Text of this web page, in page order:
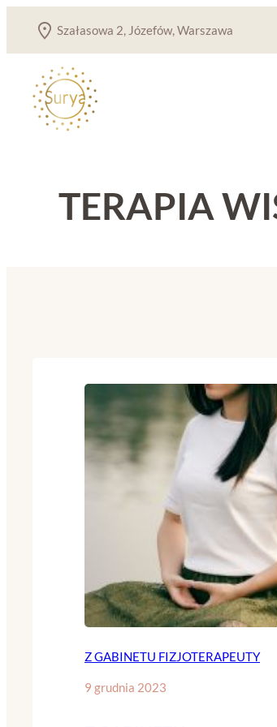
Szałasowa 2, Józefów, Warszawa
TERAPIA
Z GABINETU FIZJOTERAPEUTY
9 grudnia 2023